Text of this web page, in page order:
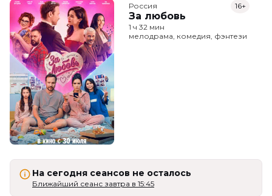
Россия
За любовь
16+
1 ч 32 мин
мелодрама, комедия, фэнтези
На сегодня сеансов не осталось
Ближайший сеанс завтра в 15:45